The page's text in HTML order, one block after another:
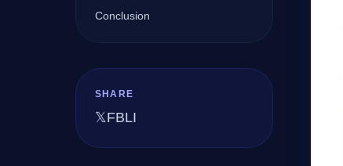
Conclusion
SHARE
𝕏FBLI